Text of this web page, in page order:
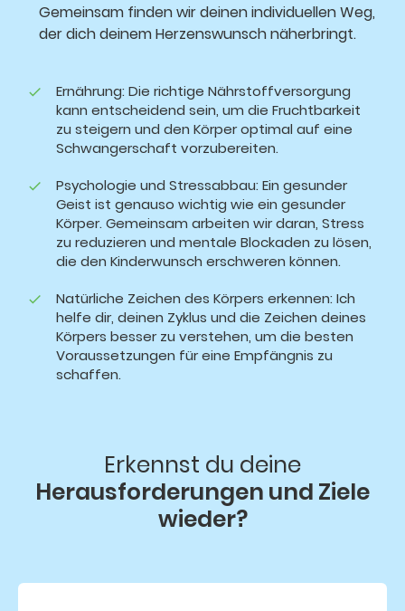
Gemeinsam finden wir deinen individuellen Weg,
der dich deinem Herzenswunsch näherbringt.
Ernährung: Die richtige Nährstoffversorgung
kann entscheidend sein, um die Fruchtbarkeit
zu steigern und den Körper optimal auf eine
Schwangerschaft vorzubereiten.
Psychologie und Stressabbau: Ein gesunder
Geist ist genauso wichtig wie ein gesunder
Körper. Gemeinsam arbeiten wir daran, Stress
zu reduzieren und mentale Blockaden zu lösen,
die den Kinderwunsch erschweren können.
Natürliche Zeichen des Körpers erkennen: Ich
helfe dir, deinen Zyklus und die Zeichen deines
Körpers besser zu verstehen, um die besten
Voraussetzungen für eine Empfängnis zu
schaffen.
Erkennst du deine
Herausforderungen und Ziele
wieder?